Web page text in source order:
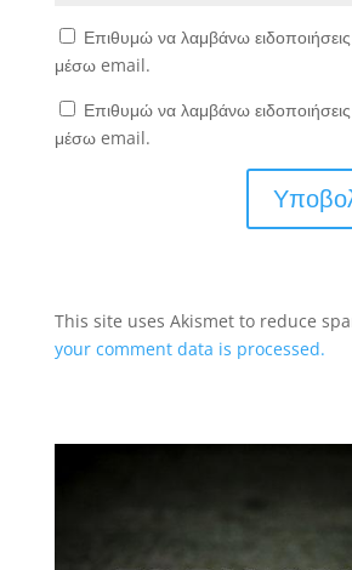
Επιθυμώ να λαμβάνω ειδοποιήσεις
μέσω email.
Επιθυμώ να λαμβάνω
μέσω email.
This site uses Akismet to reduce
your comment data is processed.